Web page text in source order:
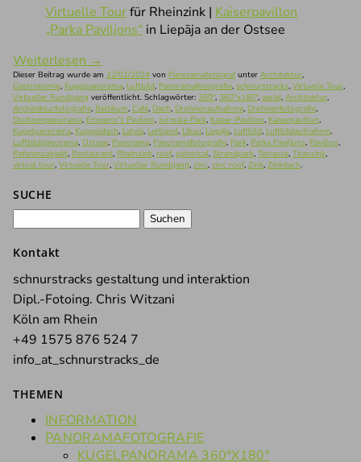
Virtuelle Tourfür Rheinzink | Kaiserpavillon
„Parka Paviljons“ in Liepāja an der Ostsee
Weiterlesen →
Dieser Beitrag wurde am 22/01/2024 von Panoramafotografunter Architektur,
Gastronomie, Kugelpanorama, Luftbild, Panoramafotografie, schnurstracks, Virtuelle Tour,
Virtueller Rundgang veröffentlicht. Schlagwörter: 360°, 360°x180°, aerial, Architektur,
Architekturfotografie, Baltikum, Café, Dach, Drohnenaufnahme, Drohnenfotografie,
Drohnenpanorama, Emperor’s Pavilion, Jurmala-Park, Kaiser-Pavillon, Kaiserpavillon,
Kugelpanorama, Kuppeldach, Latvia, Lettland, Libau, Liepāja, Luftbild, Luftbildaufnahme,
Luftbildpanorama, Ostsee, Panorama, Panoramafotografie, Park, Parka Paviljons, Pavillon,
Referenzobjekt, Restaurant, Rheinzink, roof, spherical, Strandpark, Terrasse, Titanzink,
virtual tour, Virtuelle Tour, Virtueller Rundgang, zinc, zinc roof, Zink, Zinkdach.
SUCHE
Kontakt
schnurstracks gestaltung und interaktion
Dipl.-Fotoing. Chris Witzani
Köln am Rhein
+49 1575 876 524 7
info_at_schnurstracks_de
THEMEN
INFORMATION
PANORAMAFOTOGRAFIE
KUGELPANORAMA 360°X180°